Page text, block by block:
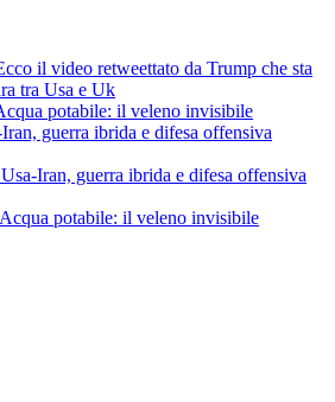
il video retweettato da Trump che sta
tra Usa e Uk
potabile: il veleno invisibile
guerra ibrida e difesa offensiva
Iran, guerra ibrida e difesa offensiva
Acqua potabile: il veleno invisibile